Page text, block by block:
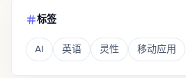
标签
AI 英语 灵性 移动应用